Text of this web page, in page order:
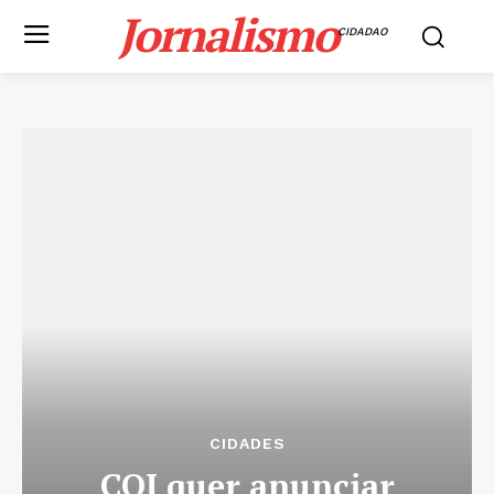
JornalismoCIDADAO
CIDADES
COI quer anunciar